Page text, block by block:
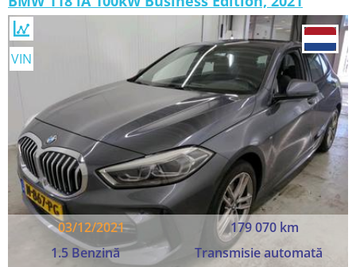
03/12/2021
179 070 km
1.5 Benzină
Transmisie automată
VIN